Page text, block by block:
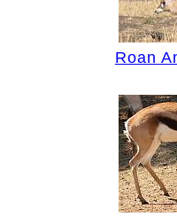
Roan